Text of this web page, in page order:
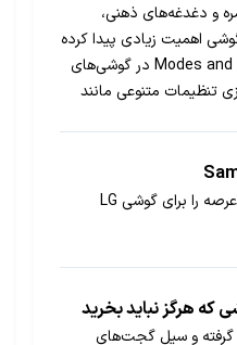
و دغدغه‌های ذهنی،
اهمیت زیادی پیدا کرده
است. قابلیت Modes and Routines در گوشی‌های
تنظیمات متنوعی مانند
زیبا و
رقم می‌زند.سامسونگ قصد دارد تا عرصه را برای گوشی LG
گرفته و سیل گجت‌های